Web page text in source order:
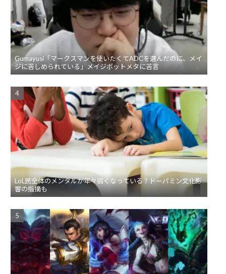
Gumayusi「マークスマンを使いたくてADCを選んだのに、メイ
ジに苦しめられている」メイジボットメタに苦言
LoL民全体のメンタルが年々弱くなっている？ドーパミン文化影
響の指摘も